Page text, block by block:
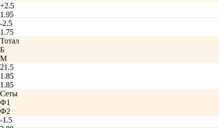
+2.5
1.95
-2.5
1.75
Тотал
Б
М
21.5
1.85
1.85
Сеты
Ф1
Ф2
-1.5